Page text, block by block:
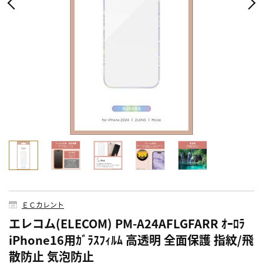
ＥＣカレント
エレコム(ELECOM) PM-A24AFLGFARR ｵｰﾛﾗ
iPhone16用ｶﾞﾗｽﾌｨﾙﾑ 高透明 全面保護 指紋/飛
散防止 気泡防止